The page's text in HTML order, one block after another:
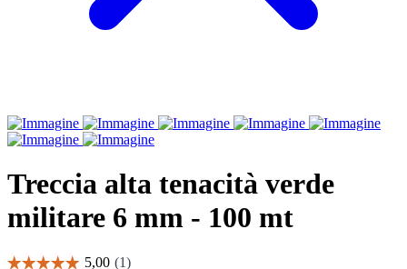
Treccia alta tenacità verde
militare 6 mm - 100 mt